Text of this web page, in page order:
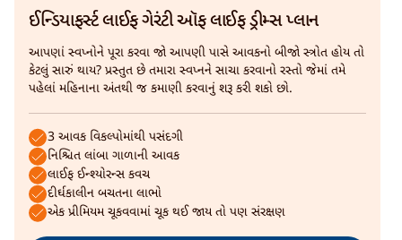
ઈન્ડિયાફર્સ્ટ લાઈફ ગેરંટી ઑફ લાઈફ ડ્રીમ્સ પ્લાન
આપણાં સ્વપ્નોને પૂરા કરવા જો આપણી પાસે આવકનો બીજો સ્ત્રોત હોય તો
કેટલું સારું થાય? પ્રસ્તુત છે તમારા સ્વપ્નને સાચા કરવાનો રસ્તો જેમાં તમે
પહેલાં મહિનાના અંતથી જ કમાણી કરવાનું શરૂ કરી શકો છો.
3 આવક વિકલ્પોમાંથી પસંદગી
નિશ્ચિત લાંબા ગાળાની આવક
લાઈફ ઈન્શ્યોરન્સ કવચ
દીર્ઘકાલીન બચતના લાભો
એક પ્રીમિયમ ચૂકવવામાં ચૂક થઈ જાય તો પણ સંરક્ષણ